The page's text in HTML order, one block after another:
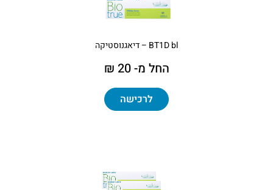
BT1D bl – דיאגנוסטיקה
החל מ- 20 ₪
לרכישה